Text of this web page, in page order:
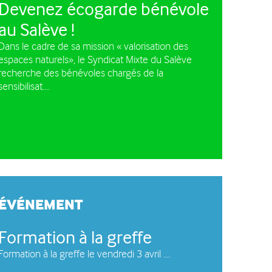
circulation des
à moteur
Devenez écogarde bénévole
Salève !
le cadre de sa mission « valorisation des
naturels», le Syndicat Mixte du Salève
des bénévoles chargés de la
Formation à la greffe
à la greffe le vendredi 3 avril ....